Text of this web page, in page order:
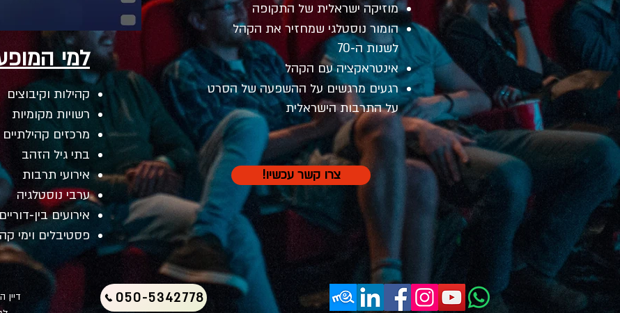
מוזיקה ישראלית של התקופה
הומור נוסטלגי שמחזיר את הקהל
לשנות ה‑70
אינטראקציה עם הקהל
רגעים מרגשים על ההשפעה של הסרט
על התרבות הישראלית
למי
קהילות וקיבוצים
רשויות מקומיות
מרכזים קהילתיים
בתי גיל הזהב
אירועי תרבות
ערבי נוסטלגיה
אירועים
פסטיבלים וימי
צרו קשר עכשיו!
050-5342778